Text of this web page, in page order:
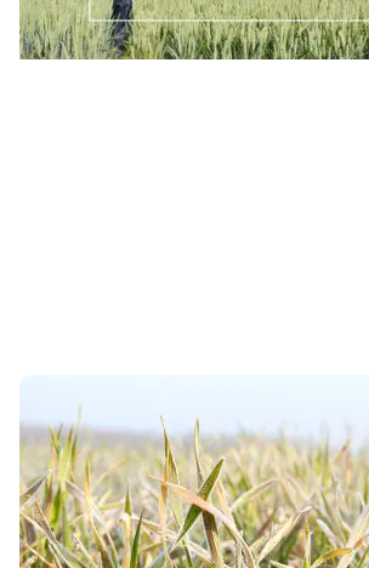
Comment réagissent les
Avec l'arrivée de la neige et des
revenons sur les mécanismes mis en...
20 NOV. 2025